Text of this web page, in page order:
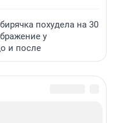
похудела на 30
у
и после